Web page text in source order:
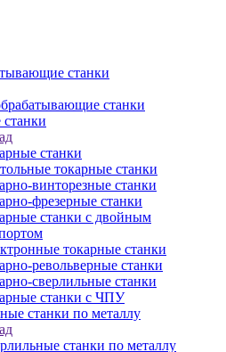
станки
станки
станки
токарные станки
винторезные станки
фрезерные станки
станки с двойным
токарные станки
револьверные станки
сверлильные станки
станки с ЧПУ
станки по металлу
станки по металлу